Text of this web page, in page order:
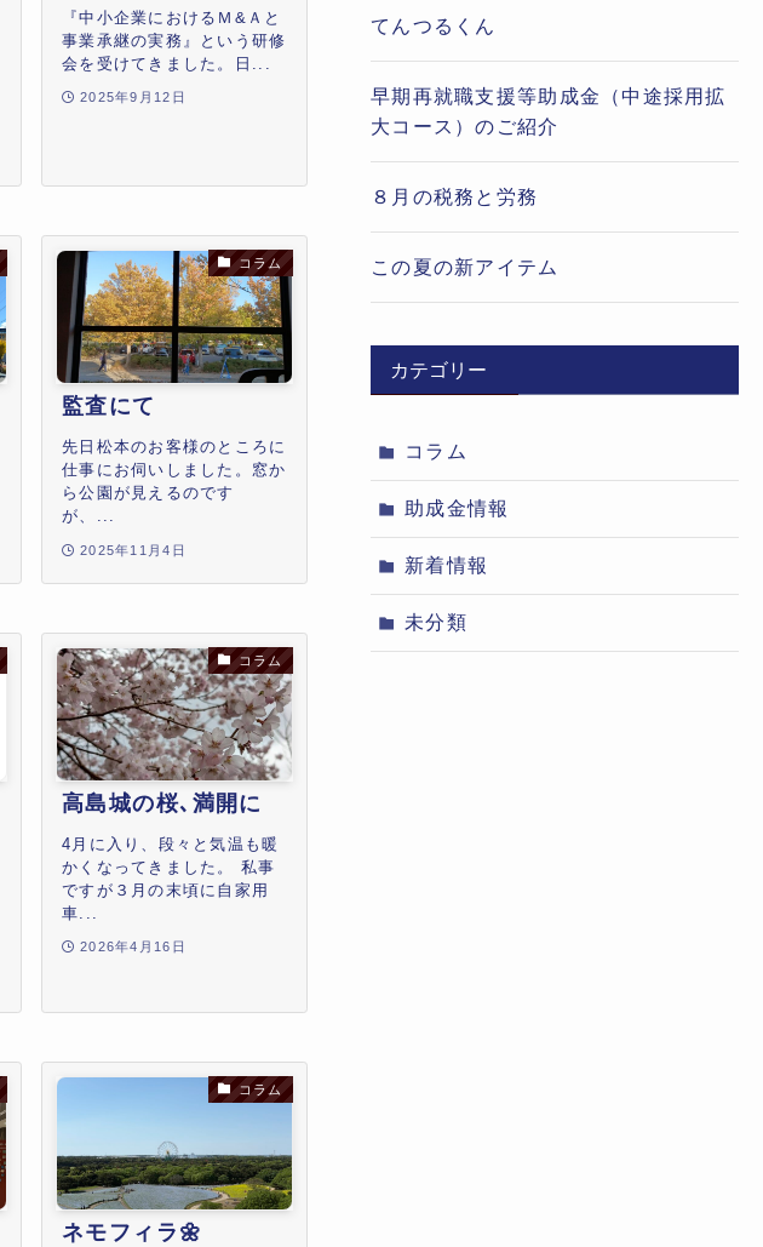
『中小企業におけるＭ&Ａと
事業承継の実務』という研修
会を受けてきました。日...
2025年9月12日
コラム
監査にて
先日松本のお客様のところに
仕事にお伺いしました。窓か
ら公園が見えるのです
が、...
2025年11月4日
コラム
高島城の桜､満開に
4月に入り、段々と気温も暖
かくなってきました。 私事
ですが３月の末頃に自家用
車...
2026年4月16日
コラム
ネモフィラ🌼
てんつるくん
早期再就職支援等助成金（中途採用拡
大コース）のご紹介
８月の税務と労務
この夏の新アイテム
カテゴリー
コラム
助成金情報
新着情報
未分類